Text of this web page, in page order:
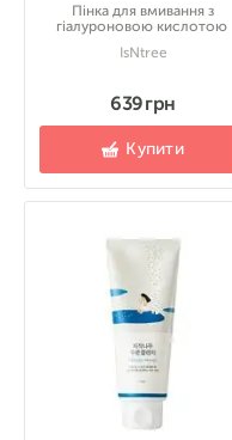
Пінка для вмивання з
гіалуроновою кислотою
IsNtree
639 грн
Купити